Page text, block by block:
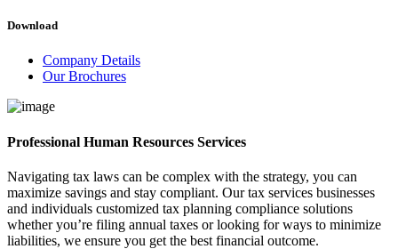
Download
Company Details
Our Brochures
Professional Human Resources Services
Navigating tax laws can be complex with the strategy, you can
maximize savings and stay compliant. Our tax services businesses
and individuals customized tax planning compliance solutions
whether you’re filing annual taxes or looking for ways to minimize
liabilities, we ensure you get the best financial outcome.